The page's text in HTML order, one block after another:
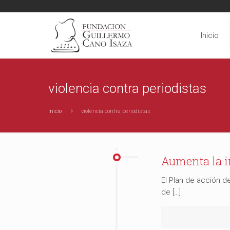
Inicio
violencia contra periodistas
Inicio violencia contra periodistas
Aumenta la
El Plan de acción
de […]